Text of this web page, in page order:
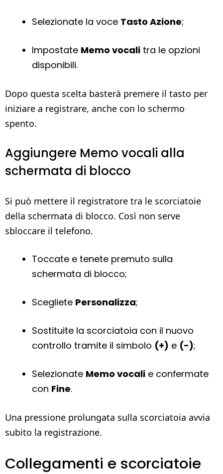
Selezionate la voce Tasto Azione;
Impostate Memo vocali tra le opzioni
disponibili.
Dopo questa scelta basterà premere il tasto per
iniziare a registrare, anche con lo schermo
spento.
Aggiungere Memo vocali alla
schermata di blocco
Si può mettere il registratore tra le scorciatoie
della schermata di blocco. Così non serve
sbloccare il telefono.
Toccate e tenete premuto sulla
schermata di blocco;
Scegliete Personalizza;
Sostituite la scorciatoia con il nuovo
controllo tramite il simbolo (+) e (-);
Selezionate Memo vocali e confermate
con Fine.
Una pressione prolungata sulla scorciatoia avvia
subito la registrazione.
Collegamenti e scorciatoie